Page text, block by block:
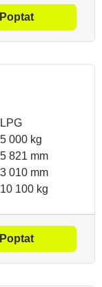
Poptat
LPG
5 000 kg
5 821 mm
3 010 mm
10 100 kg
Poptat